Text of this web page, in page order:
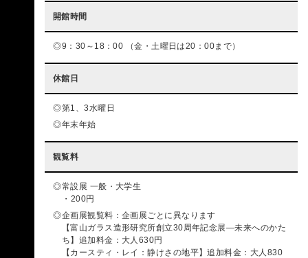
開館時間
9：30～18：00 （金・土曜日は20：00まで）
休館日
第1、3水曜日
年末年始
観覧料
常設展 一般・大学生
200円
企画展観覧料：企画展ごとに異なります
【富山ガラス造形研究所創立30周年記念展―未来へのかた
ち】追加料金：大人630円
【カースティ・レイ：静けさの地平】追加料金：大人830